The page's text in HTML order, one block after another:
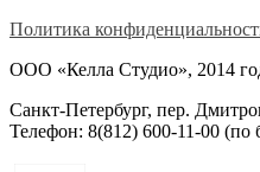
Политика
ООО «Келла Студио», 2014
Санкт-Петербург, пер.
Телефон: 8(812) 600-11-00 (по